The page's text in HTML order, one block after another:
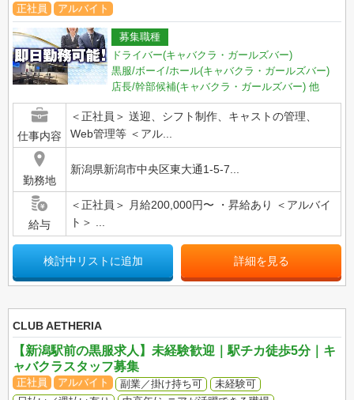
正社員 アルバイト
募集職種
ドライバー(キャバクラ・ガールズバー)
黒服/ボーイ/ホール(キャバクラ・ガールズバー)
店長/幹部候補(キャバクラ・ガールズバー) 他
仕事内容
＜正社員＞ 送迎、シフト制作、キャストの管理、
Web管理等 ＜アル...
勤務地
新潟県新潟市中央区東大通1-5-7...
給与
＜正社員＞ 月給200,000円〜 ・昇給あり ＜アルバイ
ト＞ ...
検討中リストに追加 詳細を見る
CLUB AETHERIA
【新潟駅前の黒服求人】未経験歓迎｜駅チカ徒歩5分｜キ
ャバクラスタッフ募集
正社員 アルバイト 副業／掛け持ち可
未経験可